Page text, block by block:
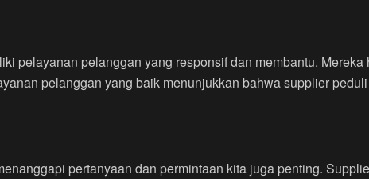
pelayanan pelanggan yang responsif dan membantu.
pelanggan yang baik menunjukkan bahwa supplier
pertanyaan dan permintaan kita juga penting.